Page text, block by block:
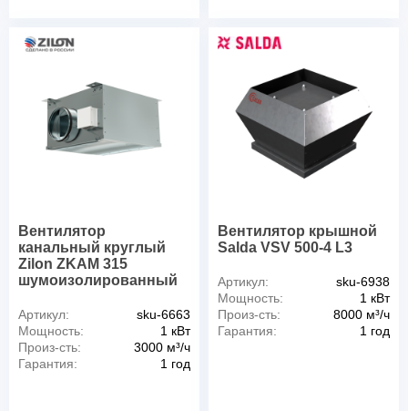
Вентилятор
канальный круглый
Zilon ZKAM 315
шумоизолированный
Артикул:
sku-6663
Мощность:
1 кВт
Произ-сть:
3000 м³/ч
Гарантия:
1 год
Вентилятор крышной
Salda VSV 500-4 L3
Артикул:
sku-6938
Мощность:
1 кВт
Произ-сть:
8000 м³/ч
Гарантия:
1 год